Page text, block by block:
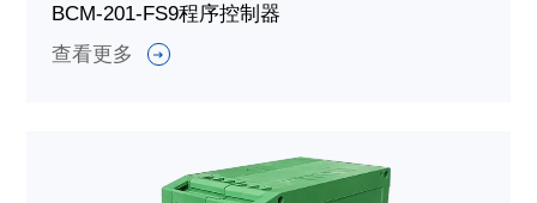
BCM-201-FS9程序控制器
查看更多